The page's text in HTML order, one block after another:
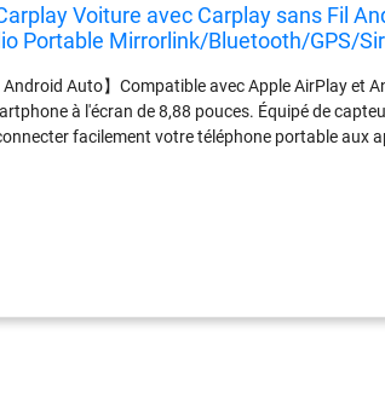
Voiture avec Carplay sans Fil
Portable Mirrorlink/Bluetooth/GPS/
Android Auto】Compatible avec Apple AirPlay et
à l'écran de 8,88 pouces. Équipé de
facilement votre téléphone portable aux
de musique, à la recherche d'informations et
Siri ou Google Assistant pour un contrôle mains
; l'écran tactile s'intègre parfaitement à Apple
Waze, vous permettant de visualiser facilement
avant 4K et caméra arrière 1080p/
les images avant et arrière, pour une sécurité
des livres audio, des vidéos ou des films